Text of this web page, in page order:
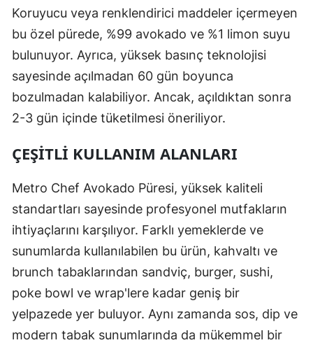
Koruyucu veya renklendirici maddeler içermeyen
bu özel pürede, %99 avokado ve %1 limon suyu
bulunuyor. Ayrıca, yüksek basınç teknolojisi
sayesinde açılmadan 60 gün boyunca
bozulmadan kalabiliyor. Ancak, açıldıktan sonra
2-3 gün içinde tüketilmesi öneriliyor.
ÇEŞITLI KULLANIM ALANLARI
Metro Chef Avokado Püresi, yüksek kaliteli
standartları sayesinde profesyonel mutfakların
ihtiyaçlarını karşılıyor. Farklı yemeklerde ve
sunumlarda kullanılabilen bu ürün, kahvaltı ve
brunch tabaklarından sandviç, burger, sushi,
poke bowl ve wrap'lere kadar geniş bir
yelpazede yer buluyor. Aynı zamanda sos, dip ve
modern tabak sunumlarında da mükemmel bir